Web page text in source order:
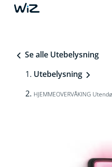
Se alle Utebelysning
Utebelysning
HJEMMEOVERVÅKING